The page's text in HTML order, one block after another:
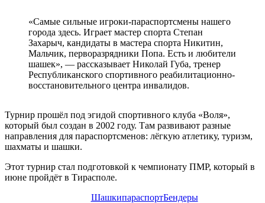
«Самые сильные игроки-параспортсмены нашего
города здесь. Играет мастер спорта Степан
Захарыч, кандидаты в мастера спорта Никитин,
Мальчик, перворазрядники Попа. Есть и любители
шашек», — рассказывает Николай Губа, тренер
Республиканского спортивного реабилитационно-
восстановительного центра инвалидов.
Турнир прошёл под эгидой спортивного клуба «Воля»,
который был создан в 2002 году. Там развивают разные
направления для параспортсменов: лёгкую атлетику, туризм,
шахматы и шашки.
Этот турнир стал подготовкой к чемпионату ПМР, который в
июне пройдёт в Тирасполе.
ШашкипараспортБендеры